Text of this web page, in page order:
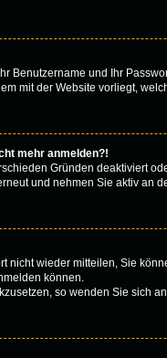
Benutzername und Ihr
mit der Website vorliegt,
mehr anmelden?!
Gründen deaktiviert
und nehmen Sie aktiv an
nicht wieder mitteilen, Sie
können.
so wenden Sie sich